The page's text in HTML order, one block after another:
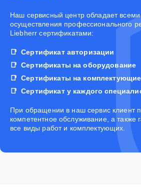
Наш сервисный центр обладает
осуществления профессионального
Liebherr сертификатами:
Сертификат авторизации
Сертификаты на оборудование
Сертификаты на комплектующие
Сертификат у каждого
При обращении в наш сервис клиент
компетентное обслуживание, а также
все виды работ и комплектующих.